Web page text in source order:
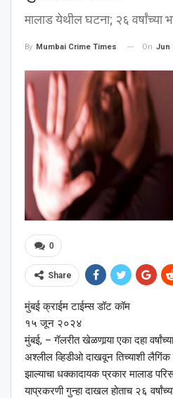
मालाड येथील घटना; २६
By Mumbai Crime Times On Jun
0
Share
मुंबई क्राईम टाईम्स डॉट कॉम
१५ जून २०२४
मुंबई, – गॅलरीत खेळणार्‍या एका दहा
अश्‍लील व्हिडीओ दाखवून तिच्याशी
झाल्याचा धक्कादायक प्रकार मालाड
याप्रकरणी गुन्हा दाखल होताच २६